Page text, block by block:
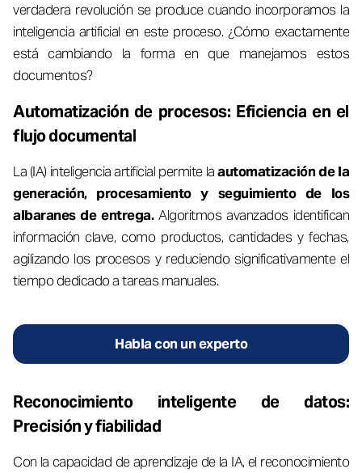
verdadera revolución se produce cuando incorporamos la
inteligencia artificial en este proceso. ¿Cómo exactamente
está cambiando la forma en que manejamos estos
documentos?
Automatización de procesos: Eficiencia en el
flujo documental
La (IA) inteligencia artificial permite laautomatización de la
generación, procesamiento y seguimiento de los
albaranes de entrega.Algoritmos avanzados identifican
información clave, como productos, cantidades y fechas,
agilizando los procesos y reduciendo significativamente el
tiempo dedicado a tareas manuales.
Habla con un experto
Reconocimiento inteligente de datos:
Precisión y fiabilidad
Con la capacidad de aprendizaje de la IA, el reconocimiento